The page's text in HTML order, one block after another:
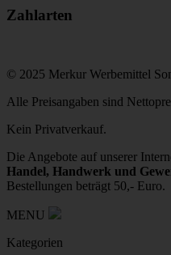
Zahlarten
© 2025 Merkur Werbemittel
Alle Preisangaben sind
Kein Privatverkauf.
Die Angebote auf unserer
Handel, Handwerk und
Bestellungen beträgt 50,- Euro.
MENU
Kategorien